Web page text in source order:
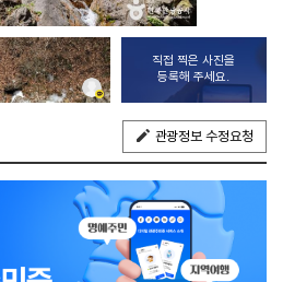
직접 찍은 사진을
등록해 주세요.
관광정보 수정요청